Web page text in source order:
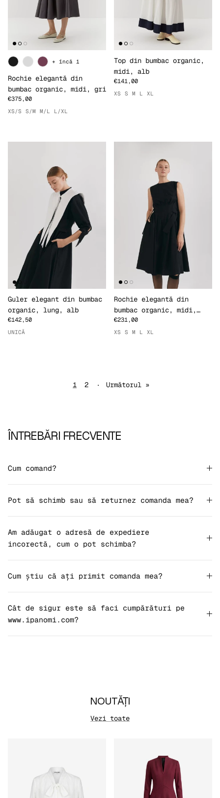
Rochie elegantă din
bumbac organic, midi, gri
€375,00
XS/S S/M M/L L/XL
+ încă 1
Top din bumbac organic,
midi, alb
€141,00
XS S M L XL
Guler elegant din bumbac
organic, lung, alb
€142,50
UNICĂ
Rochie elegantă din
bumbac organic, midi,
neagră
€231,00
XS S M L XL
1 2 · Următorul »
ÎNTREBĂRI FRECVENTE
Cum comand?
Pot să schimb sau să returnez comanda mea?
Am adăugat o adresă de expediere
incorectă, cum o pot schimba?
Cum știu că ați primit comanda mea?
Cât de sigur este să faci cumpărături pe
www.ipanomi.com?
NOUTĂȚI
Vezi toate